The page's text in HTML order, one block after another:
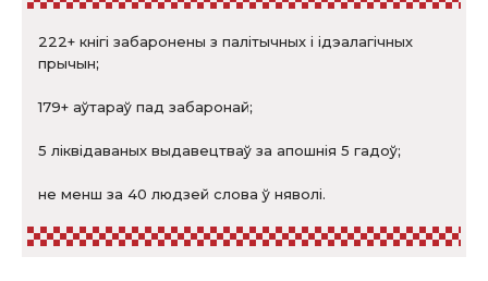
222+ кнігі забаронены з палітычных і ідэалагічных
прычын;
179+ аўтараў пад забаронай;
5 ліквідаваных выдавецтваў за апошнія 5 гадоў;
не менш за 40 людзей слова ў няволі.